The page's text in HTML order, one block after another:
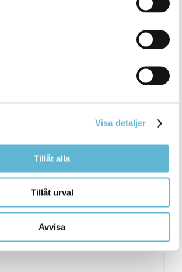
Visa detaljer
Tillåt alla
Tillåt urval
Avvisa